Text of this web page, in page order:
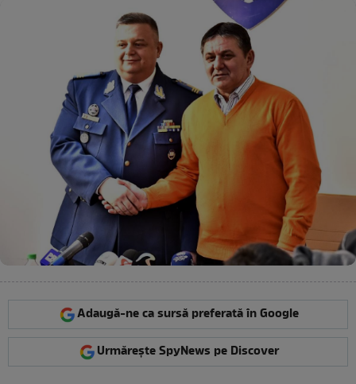
Adaugă-ne ca sursă preferată în Google
Urmărește SpyNews pe Discover